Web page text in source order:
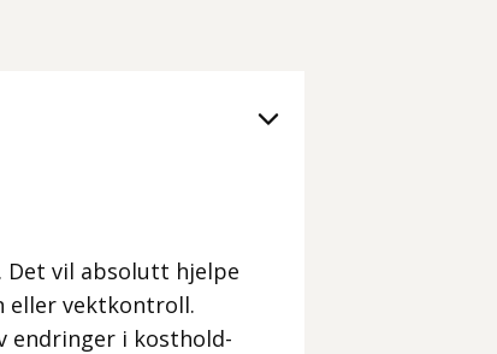
Det vil absolutt hjelpe
eller vektkontroll.
endringer i kosthold-